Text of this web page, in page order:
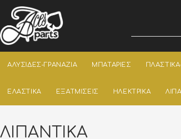
ΑΛΥΣΙΔΕΣ-ΓΡΑΝΑΖΙΑ ΜΠΑΤΑΡΙΕΣ
ΕΛΑΣΤΙΚΑ ΕΞΑΤΜΙΣΕΙΣ ΗΛΕΚΤΡΙΚΑ
ΛΙΠΑΝΤΙΚΑ